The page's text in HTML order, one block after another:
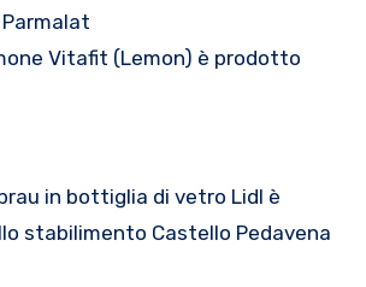
Vitafit (Lemon) è prodotto
in bottiglia di vetro Lidl è
stabilimento Castello Pedavena